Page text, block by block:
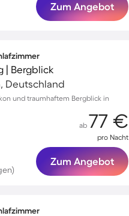
Zum Angebot
| Bergblick
Deutschland
und traumhaftem Bergblick in
ab 77 €
pro Nacht
Zum Angebot